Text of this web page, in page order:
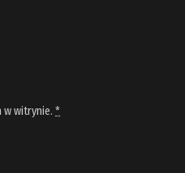
witrynie. *